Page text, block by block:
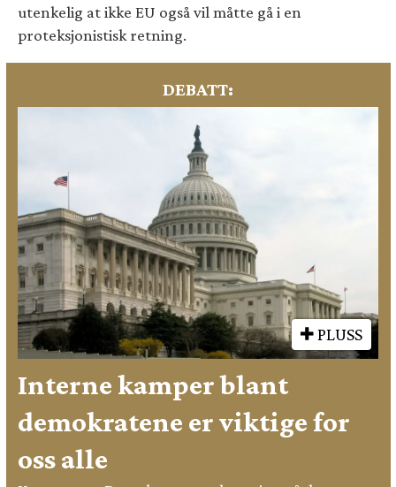
utenkelig at ikke EU også vil måtte gå i en
proteksjonistisk retning.
DEBATT:
PLUSS
Interne kamper blant
demokratene er viktige for
oss alle